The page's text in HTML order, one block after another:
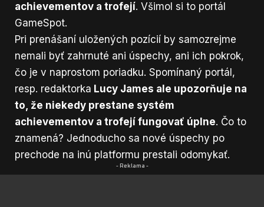
achievementov a trofejí. Všimol si to portál
GameSpot.
Pri prenášaní uložených pozícií by samozrejme
nemali byť zahrnuté ani úspechy, ani ich pokrok,
čo je v naprostom poriadku. Spomínaný portál,
resp. redaktorka Lucy James ale upozorňuje na
to, že niekedy prestane systém
achievementov a trofejí fungovať úplne. Čo to
znamená? Jednoducho sa nové úspechy po
prechode na inú platformu prestali odomykať.
- Reklama -